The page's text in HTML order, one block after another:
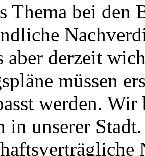
Thema bei den
aber derzeit
müssen
werden.
in unserer